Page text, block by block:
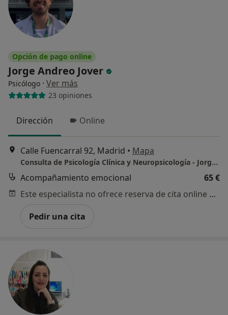
Opción de pago online
Jorge Andreo Jover
Psicólogo · Ver más
23 opiniones
Dirección Online
Calle Fuencarral 92, Madrid • Mapa
Consulta de Psicología Clínica y Neuropsicología - Jorge Andreo
Acompañamiento emocional
65 €
Este especialista no ofrece reserva de cita online en esta dirección.
Pedir una cita